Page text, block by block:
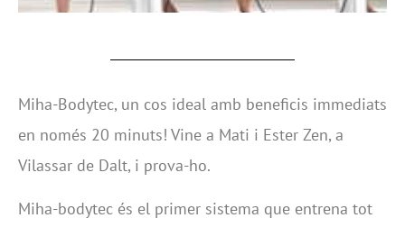
Miha-Bodytec, un cos ideal amb beneficis immediats
en només 20 minuts! Vine a Mati i Ester Zen, a
Vilassar de Dalt, i prova-ho.
Miha-bodytec és el primer sistema que entrena tot